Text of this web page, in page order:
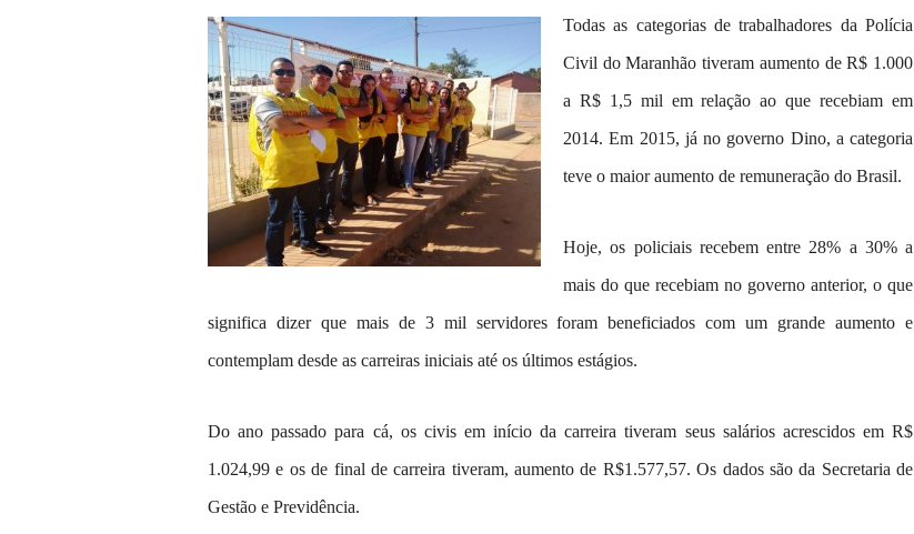
Todas as categorias de trabalhadores da Polícia
Civil do Maranhão tiveram aumento de R$ 1.000
a R$ 1,5 mil em relação ao que recebiam em
2014. Em 2015, já no governo Dino, a categoria
teve o maior aumento de remuneração do Brasil.
Hoje, os policiais recebem entre 28% a 30% a
mais do que recebiam no governo anterior, o que
significa dizer que mais de 3 mil servidores foram beneficiados com um grande aumento e
contemplam desde as carreiras iniciais até os últimos estágios.
Do ano passado para cá, os civis em início da carreira tiveram seus salários acrescidos em R$
1.024,99 e os de final de carreira tiveram, aumento de R$1.577,57. Os dados são da Secretaria de
Gestão e Previdência.